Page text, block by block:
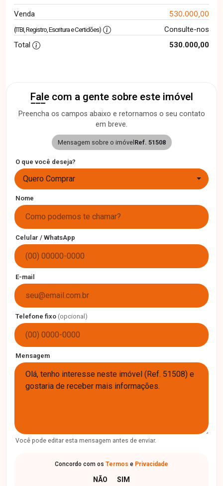
Venda 530.000,00
(ITBI, Registro, Escritura e Certidões)
Consulte-nos
Total
530.000,00
Fale com a gente sobre este imóvel
Preencha os campos abaixo e retornamos o seu contato
em breve.
Mensagem sobre o imóvel Ref. 51508
O que você deseja?
Quero Comprar
Nome
Celular / WhatsApp
E-mail
Telefone fixo (opcional)
Mensagem
Você pode editar esta mensagem antes de enviar.
Concordo com os Termos e Privacidade